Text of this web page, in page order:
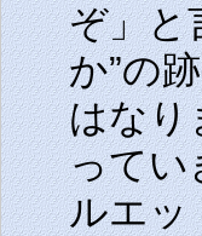
ぞ」と
か”の
はなり
ってい
ルエッ